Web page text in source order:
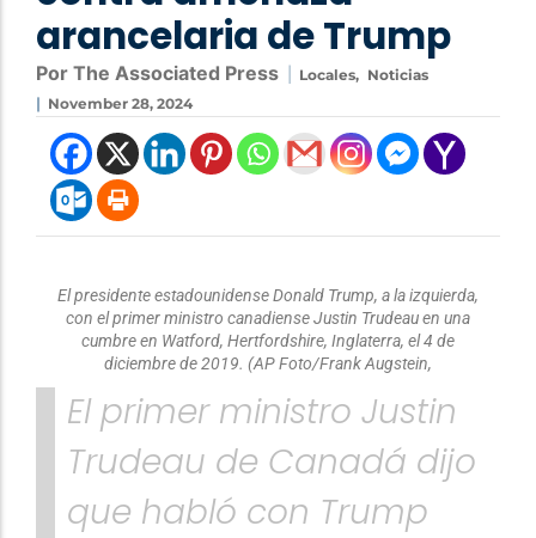
arancelaria de Trump
Por The Associated Press Locales, Noticias
| November 28, 2024
El presidente estadounidense Donald Trump, a la izquierda,
con el primer ministro canadiense Justin Trudeau en una
cumbre en Watford, Hertfordshire, Inglaterra, el 4 de
diciembre de 2019. (AP Foto/Frank Augstein,
El primer ministro Justin
Trudeau de Canadá dijo
que habló con Trump